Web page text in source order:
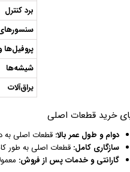
برد کنترل
پروفیل‌ها
شیشه‌ها
یراق‌آلات
خرید قطعات اصلی
دوام و طول عمر بالا: قطعات اصلی به
سازگاری کامل: قطعات اصلی به طور
گارانتی و خدمات پس از فروش: